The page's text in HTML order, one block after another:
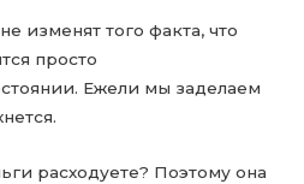
изменят того факта, что
просто
Ежели мы заделаем
расходуете? Поэтому она